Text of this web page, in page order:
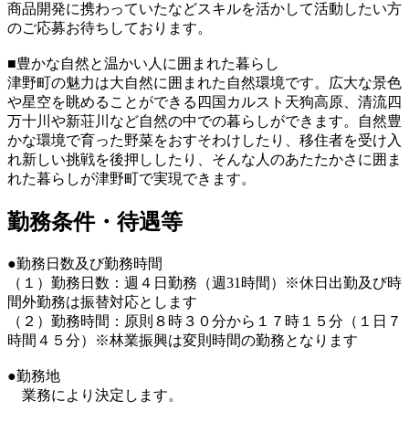
商品開発に携わっていたなどスキルを活かして活動したい方
のご応募お待ちしております。
■豊かな自然と温かい人に囲まれた暮らし
津野町の魅力は大自然に囲まれた自然環境です。広大な景色
や星空を眺めることができる四国カルスト天狗高原、清流四
万十川や新荘川など自然の中での暮らしができます。自然豊
かな環境で育った野菜をおすそわけしたり、移住者を受け入
れ新しい挑戦を後押ししたり、そんな人のあたたかさに囲ま
れた暮らしが津野町で実現できます。
勤務条件・待遇等
●勤務日数及び勤務時間
（１）勤務日数：週４日勤務（週31時間）※休日出勤及び時
間外勤務は振替対応とします
（２）勤務時間：原則８時３０分から１７時１５分（１日７
時間４５分）※林業振興は変則時間の勤務となります
●勤務地
業務により決定します。